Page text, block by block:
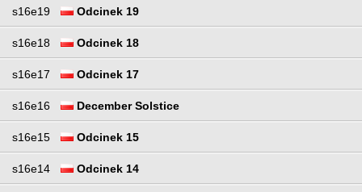
s16e19 Odcinek 19
s16e18 Odcinek 18
s16e17 Odcinek 17
s16e16 December Solstice
s16e15 Odcinek 15
s16e14 Odcinek 14